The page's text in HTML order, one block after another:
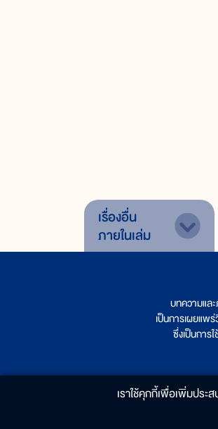
เรื่องอื่น
ภายในเล่ม
บทความแล
เป็นการเผยแพ
ซึ่งเป็นการ
เราใช้คุกกี้เพื่อเพิ่มประ